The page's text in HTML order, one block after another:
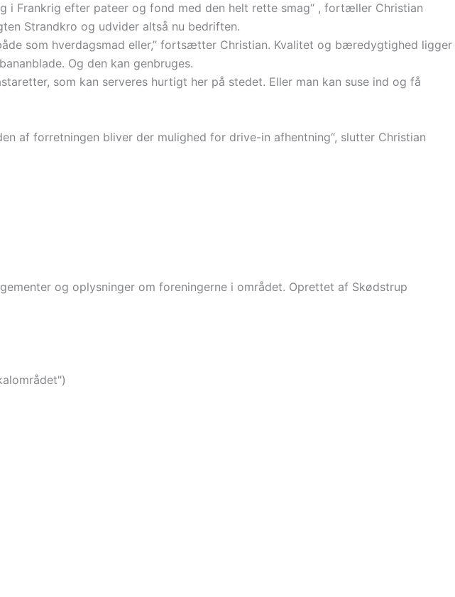
Frankrig efter pateer og fond med den helt rette smag“ , fortæller Christian
Strandkro og udvider altså nu bedriften.
som hverdagsmad eller,’’ fortsætter Christian. Kvalitet og bæredygtighed ligger
Og den kan genbruges.
som kan serveres hurtigt her på stedet. Eller man kan suse ind og få
af forretningen bliver der mulighed for drive-in afhentning“, slutter Christian
og oplysninger om foreningerne i området. Oprettet af Skødstrup